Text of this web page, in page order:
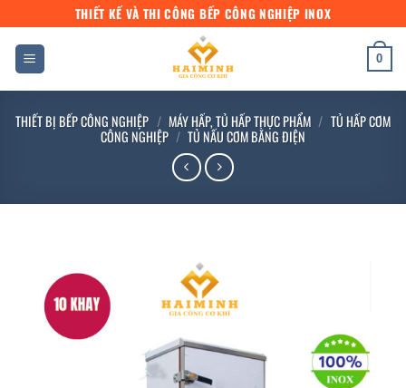
qua
dung
THIẾT KẾ VÀ THI CÔNG BẾP CÔNG NGHIỆP INOX
0
THIẾT BỊ BẾP CÔNG NGHIỆP / MÁY HẤP, TỦ HẤP THỰC PHẨM / TỦ HẤP CƠM
CÔNG NGHIỆP / TỦ NẤU CƠM BẰNG ĐIỆN